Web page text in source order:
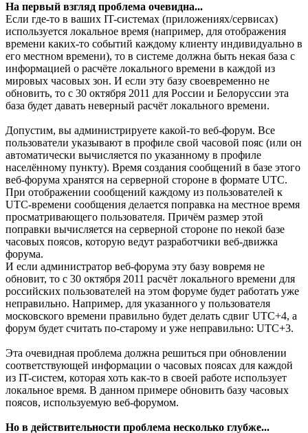
На первый взгляд проблема очевидна...
Если где-то в ваших IT-системах (приложениях/сервисах)
используется локальное время (например, для отображения
времени каких-то событий каждому клиенту индивидуально в
его местном времени), то в системе должна быть некая база с
информацией о расчёте локального времени в каждой из
мировых часовых зон. И если эту базу своевременно не
обновить, то с 30 октября 2011 для России и Белоруссии эта
база будет давать неверный расчёт локального времени.
Допустим, вы администрируете какой-то веб-форум. Все
пользователи указывают в профиле свой часовой пояс (или он
автоматически вычисляется по указанному в профиле
населённому пункту). Время создания сообщений в базе этого
веб-форума хранятся на серверной стороне в формате UTC.
При отображении сообщений каждому из пользователей к
UTC-времени сообщения делается поправка на местное время
просматривающего пользователя. Причём размер этой
поправки вычисляется на серверной стороне по некой базе
часовых поясов, которую ведут разработчики веб-движка
форума.
И если администратор веб-форума эту базу вовремя не
обновит, то с 30 октября 2011 расчёт локального времени для
российских пользователей на этом форуме будет работать уже
неправильно. Например, для указанного у пользователя
московского времени правильно будет делать сдвиг UTC+4, а
форум будет считать по-старому и уже неправильно: UTC+3.
Эта очевидная проблема должна решиться при обновлении
соответствующей информации о часовых поясах для каждой
из IT-систем, которая хоть как-то в своей работе использует
локальное время. В данном примере обновить базу часовых
поясов, используемую веб-форумом.
Но в действительности проблема несколько глубже...